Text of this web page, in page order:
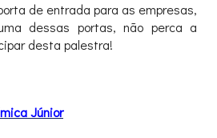
de entrada para as empresas,
dessas portas, não perca a
desta palestra!
Júnior